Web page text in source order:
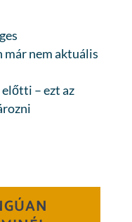
már nem aktuális
– ezt az